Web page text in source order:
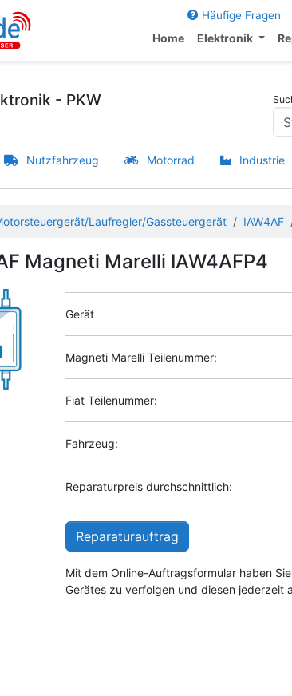
Häufige Fragen
Home Elektronik
- PKW
Nutzfahrzeug Motorrad Industrie
Laufregler/Gassteuergerät IAW4AF
Magneti Marelli IAW4AFP4
Gerät
Magneti Marelli Teilenummer:
Fiat Teilenummer:
Fahrzeug:
Reparaturpreis durchschnittlich:
Reparaturauftrag
Mit dem Online-Auftragsformular haben
Gerätes zu verfolgen und diesen jederzeit